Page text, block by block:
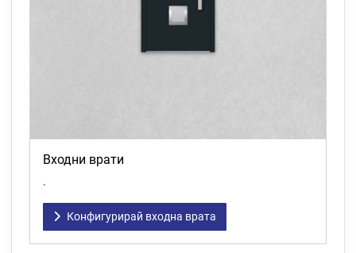
Входни врати
.
Конфигурирай входна врата